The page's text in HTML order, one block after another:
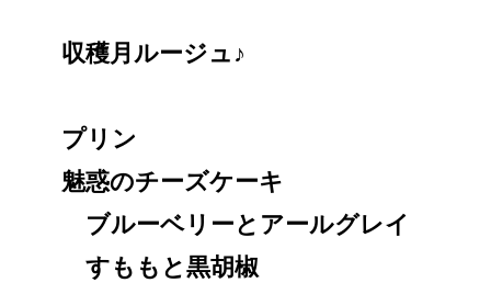
収穫月ルージュ♪
プリン
魅惑のチーズケーキ
ブルーベリーとアールグレイ
すももと黒胡椒